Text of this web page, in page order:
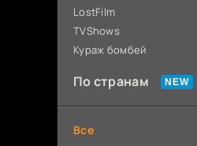
LostFilm
TVShows
Кураж бомбей
По странам
Все